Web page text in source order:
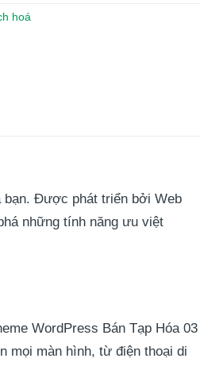
hoá
bạn. Được phát triển bởi Web
những tính năng ưu việt
WordPress Bán Tạp Hóa 03
mọi màn hình, từ điện thoại di